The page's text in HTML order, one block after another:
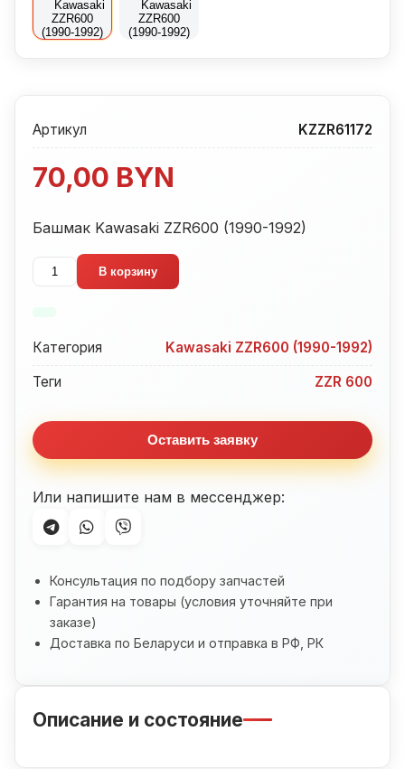
Артикул KZZR61172
70,00 BYN
Башмак Kawasaki ZZR600 (1990-1992)
Количество
товара
ZZR600
(1990-
В корзину
Категория
Kawasaki ZZR600 (1990-1992)
Теги
ZZR 600
Оставить заявку
Или напишите нам в мессенджер:
Консультация по подбору запчастей
Гарантия на товары (условия уточняйте при
заказе)
Доставка по Беларуси и отправка в РФ, РК
Описание и состояние